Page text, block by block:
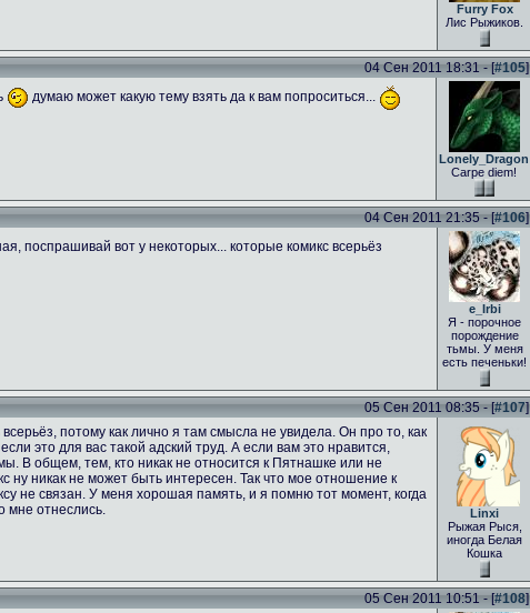
Furry Fox
Лис Рыжиков.
04 Сен 2011 18:31 - [#105]
думаю может какую тему взять да к вам попроситься...
Lonely_Dragon
Carpe diem!
04 Сен 2011 21:35 - [#106]
поспрашивай вот у некоторых... которые комикс всерьёз
e_Irbi
Я - порочное
порождение
тьмы. У меня
есть печеньки!
05 Сен 2011 08:35 - [#107]
потому как лично я там смысла не увидела. Он про то, как
это для вас такой адский труд. А если вам это нравится,
В общем, тем, кто никак не относится к Пятнашке или не
ну никак не может быть интересен. Так что мое отношение к
не связан. У меня хорошая память, и я помню тот момент, когда
мне отнеслись.
Linxi
Рыжая Рыся,
иногда Белая
Кошка
05 Сен 2011 10:51 - [#108]